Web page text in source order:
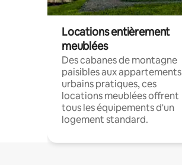
Locations entièrement
meublées
Des cabanes de montagne
paisibles aux appartements
urbains pratiques, ces
locations meublées offrent
tous les équipements d'un
logement standard.